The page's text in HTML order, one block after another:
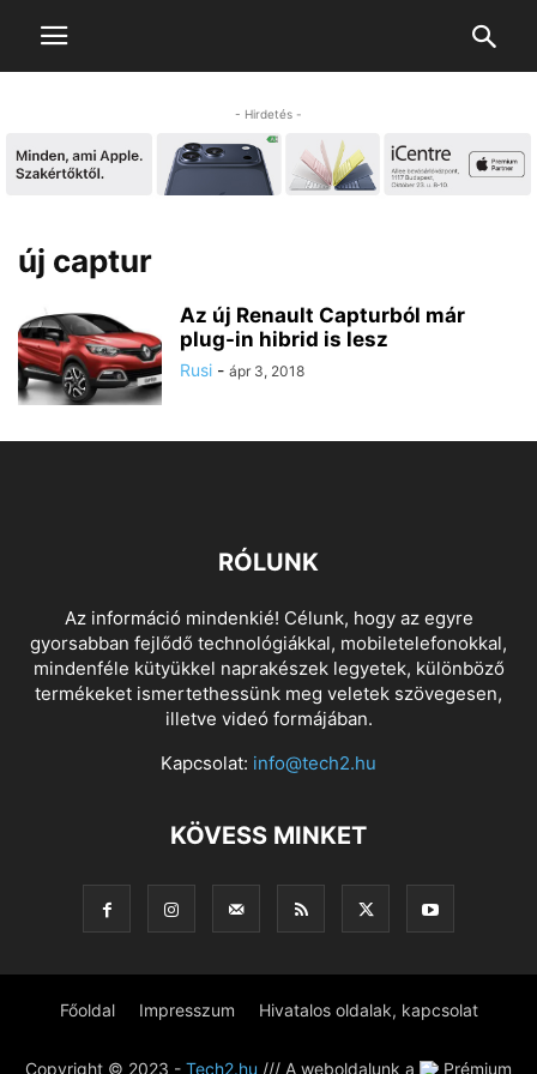
- Hirdetés -
új captur
Az új Renault Capturból már
plug-in hibrid is lesz
Rusi - ápr 3, 2018
RÓLUNK
Az információ mindenkié! Célunk, hogy az egyre
gyorsabban fejlődő technológiákkal, mobiletelefonokkal,
mindenféle kütyükkel naprakészek legyetek, különböző
termékeket ismertethessünk meg veletek szövegesen,
illetve videó formájában.
Kapcsolat: info@tech2.hu
KÖVESS MINKET
Főoldal Impresszum Hivatalos oldalak, kapcsolat
Copyright © 2023 - Tech2.hu /// A weboldalunk a Prémium